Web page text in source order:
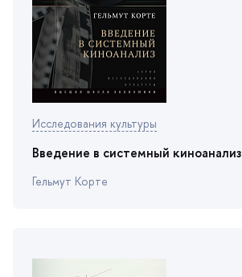
Исследования культуры
едение в системный киноанализ
Гельмут Корте